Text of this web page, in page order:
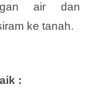
air dan
ke tanah.
: